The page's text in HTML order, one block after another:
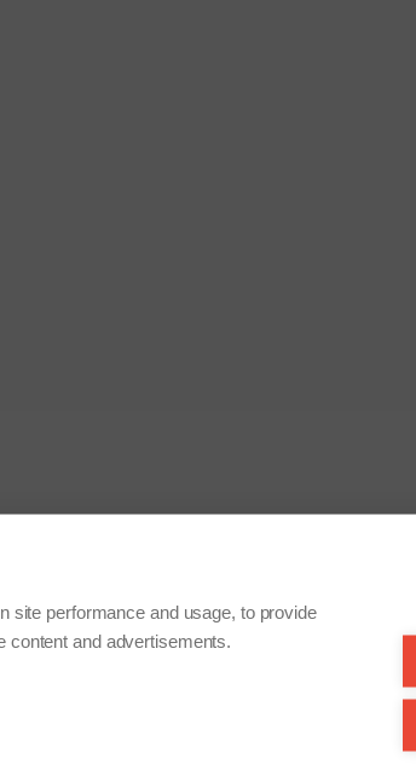
site performance and usage, to provide
content and advertisements.